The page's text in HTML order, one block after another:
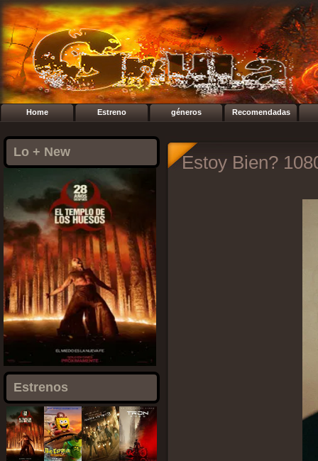
Home Estreno géneros Recomendadas
Lo + New
Estrenos
Estoy Bien?